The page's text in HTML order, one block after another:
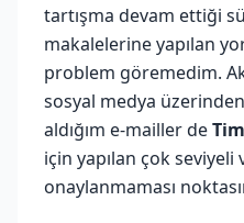
tartışma devam ettiği
makalelerine yapılan
problem göremedim.
sosyal medya
aldığım e-mailler de
için yapılan çok
onaylanmaması